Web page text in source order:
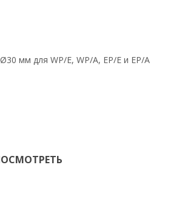
мм для WP/E, WP/A, EP/E и EP/A